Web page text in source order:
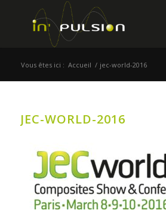
Vous êtes ici : Accueil / jec-world-2016
JEC-WORLD-2016